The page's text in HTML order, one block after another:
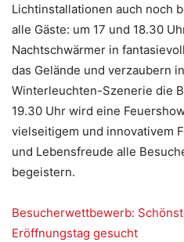
Lichtinstallationen auch noch
alle Gäste: um 17 und 18.30
Nachtschwärmer in
das Gelände und verzaubern
Winterleuchten-Szenerie die
19.30 Uhr wird eine
vielseitigem und innovativem
und Lebensfreude alle
begeistern.
Besucherwettbewerb:
Eröffnungstag gesucht